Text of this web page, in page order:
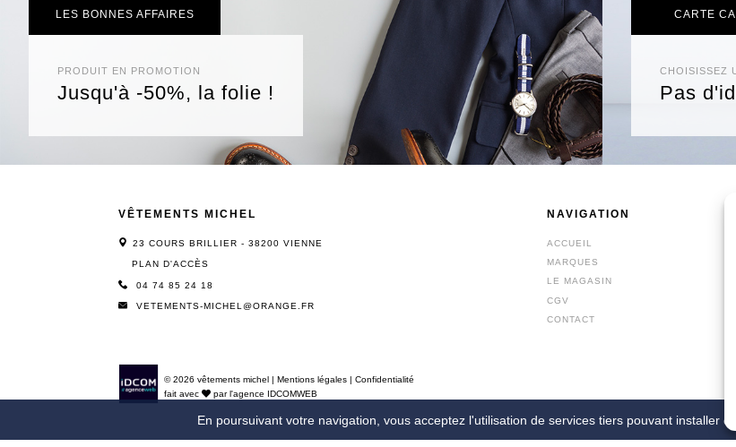
LES BONNES AFFAIRES
PRODUIT EN PROMOTION
Jusqu'à -50%, la folie !
CARTE
CHOISISSEZ
Pas
VÊTEMENTS MICHEL
23 COURS BRILLIER - 38200 VIENNE
PLAN D'ACCÈS
04 74 85 24 18
VETEMENTS-MICHEL@ORANGE.FR
NAVIGATION
ACCUEIL
MARQUES
LE MAGASIN
CGV
CONTACT
© 2026 vêtements michel |Mentions légales |Confidentialité
fait avec
par l'agence IDCOMWEB
En poursuivant votre navigation, vous acceptez l'utilisation de services tiers pouvant installer